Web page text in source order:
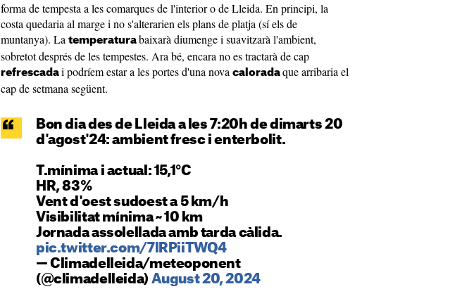
forma de tempesta a les comarques de l'interior o de Lleida. En principi, la
costa quedaria al marge i no s'alterarien els plans de platja (sí els de
muntanya). La temperatura baixarà diumenge i suavitzarà l'ambient,
sobretot després de les tempestes. Ara bé, encara no es tractarà de cap
refrescada i podríem estar a les portes d'una nova calorada que arribaria el
cap de setmana següent.
Bon dia des de Lleida a les 7:20h de dimarts 20
d'agost'24: ambient fresc i enterbolit.
T.mínima i actual: 15,1°C
HR, 83%
Vent d'oest sudoest a 5 km/h
Visibilitat mínima ~ 10 km
Jornada assolellada amb tarda càlida.
pic.twitter.com/7lRPiiTWQ4
— Climadelleida/meteoponent
(@climadelleida) August 20, 2024